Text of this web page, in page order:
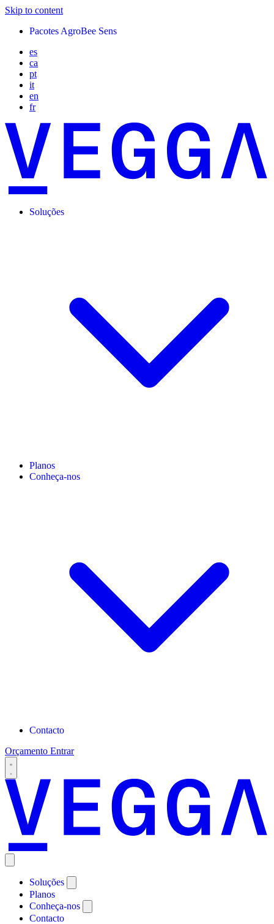
Skip to content
Pacotes AgroBee Sens
es
ca
pt
it
en
fr
Soluções
Planos
Conheça-nos
Contacto
Orçamento Entrar
Soluções
Planos
Conheça-nos
Contacto